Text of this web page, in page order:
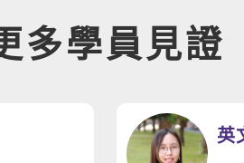
多學員見證
英